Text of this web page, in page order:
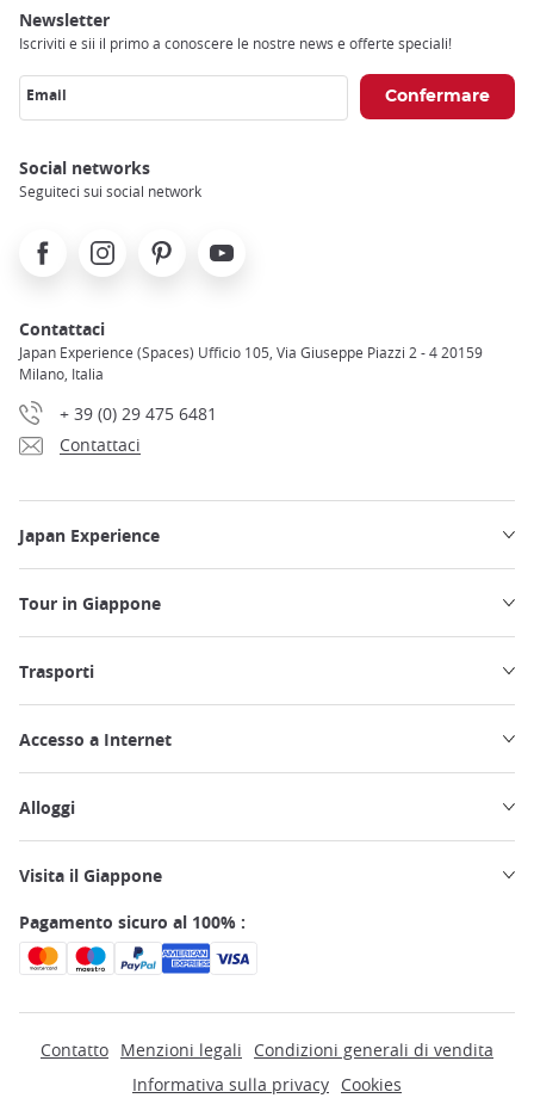
Newsletter
Iscriviti e sii il primo a conoscere le nostre news e offerte speciali!
Email
Social networks
Seguiteci sui social network
FacebookInstagramPinterest Youtube
Contattaci
Japan Experience (Spaces) Ufficio 105, Via Giuseppe Piazzi 2 - 4 20159
Milano, Italia
+ 39 (0) 29 475 6481
Contattaci
Japan Experience
Tour in Giappone
Trasporti
Accesso a Internet
Alloggi
Visita il Giappone
Pagamento sicuro al 100% :
Contatto Menzioni legali
Condizioni generali di vendita
Informativa sulla privacy Cookies